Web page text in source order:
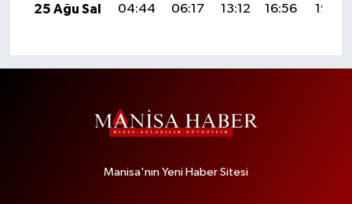
25 Ağu Sal
04:44 06:17 13:12 16:56 19:57
Manisa'nın Yeni Haber Sitesi